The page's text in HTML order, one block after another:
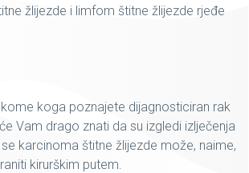
žlijezde i limfom štitne žlijezde rjeđe
koga poznajete dijagnosticiran rak
Vam drago znati da su izgledi izlječenja
karcinoma štitne žlijezde može, naime,
kirurškim putem.